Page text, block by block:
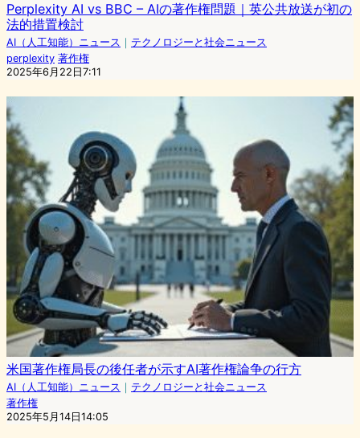
Perplexity AI vs BBC – AIの著作権問題｜英公共放送が初の
法的措置検討
AI（人工知能）ニュース ｜ テクノロジーと社会ニュース
perplexity 著作権
2025年6月22日7:11
米国著作権局長の後任者が示すAI著作権論争の行方
AI（人工知能）ニュース ｜ テクノロジーと社会ニュース
著作権
2025年5月14日14:05